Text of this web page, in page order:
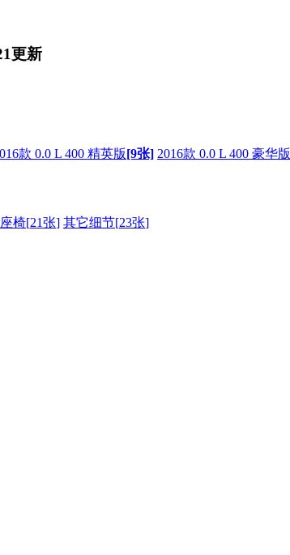
更新
款 0.0 L 400 精英版[9张] 2016款 0.0 L 400 豪华版
椅[21张] 其它细节[23张]